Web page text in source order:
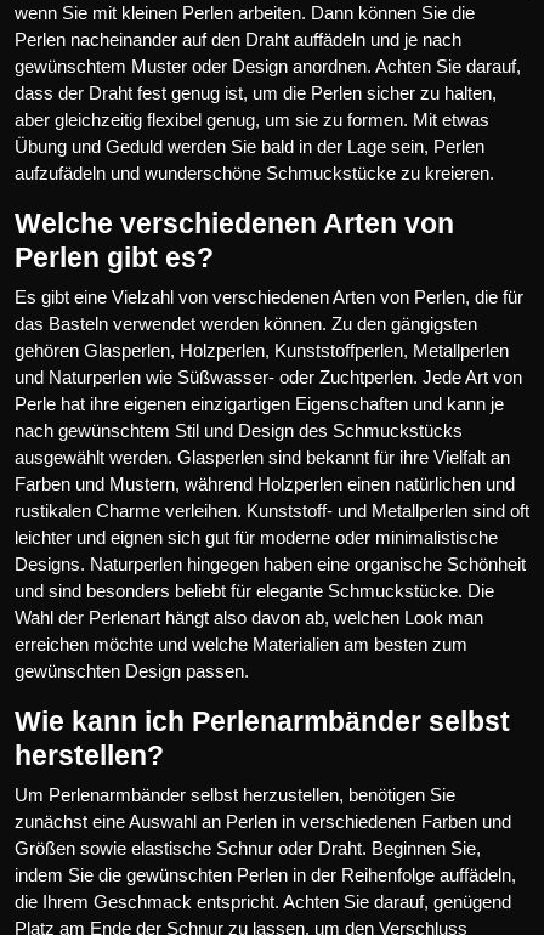
wenn Sie mit kleinen Perlen arbeiten. Dann können Sie die
Perlen nacheinander auf den Draht auffädeln und je nach
gewünschtem Muster oder Design anordnen. Achten Sie darauf,
dass der Draht fest genug ist, um die Perlen sicher zu halten,
aber gleichzeitig flexibel genug, um sie zu formen. Mit etwas
Übung und Geduld werden Sie bald in der Lage sein, Perlen
aufzufädeln und wunderschöne Schmuckstücke zu kreieren.
Welche verschiedenen Arten von
Perlen gibt es?
Es gibt eine Vielzahl von verschiedenen Arten von Perlen, die für
das Basteln verwendet werden können. Zu den gängigsten
gehören Glasperlen, Holzperlen, Kunststoffperlen, Metallperlen
und Naturperlen wie Süßwasser- oder Zuchtperlen. Jede Art von
Perle hat ihre eigenen einzigartigen Eigenschaften und kann je
nach gewünschtem Stil und Design des Schmuckstücks
ausgewählt werden. Glasperlen sind bekannt für ihre Vielfalt an
Farben und Mustern, während Holzperlen einen natürlichen und
rustikalen Charme verleihen. Kunststoff- und Metallperlen sind oft
leichter und eignen sich gut für moderne oder minimalistische
Designs. Naturperlen hingegen haben eine organische Schönheit
und sind besonders beliebt für elegante Schmuckstücke. Die
Wahl der Perlenart hängt also davon ab, welchen Look man
erreichen möchte und welche Materialien am besten zum
gewünschten Design passen.
Wie kann ich Perlenarmbänder selbst
herstellen?
Um Perlenarmbänder selbst herzustellen, benötigen Sie
zunächst eine Auswahl an Perlen in verschiedenen Farben und
Größen sowie elastische Schnur oder Draht. Beginnen Sie,
indem Sie die gewünschten Perlen in der Reihenfolge auffädeln,
die Ihrem Geschmack entspricht. Achten Sie darauf, genügend
Platz am Ende der Schnur zu lassen, um den Verschluss